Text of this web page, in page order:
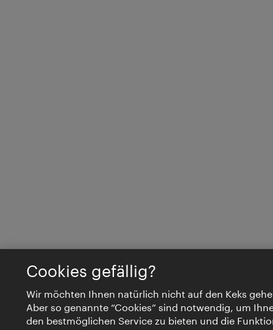
Cookies gefällig?
Wir möchten Ihnen natürlich nicht auf den Keks
Aber so genannte “Cookies” sind notwendig, um
den bestmöglichen Service zu bieten und die